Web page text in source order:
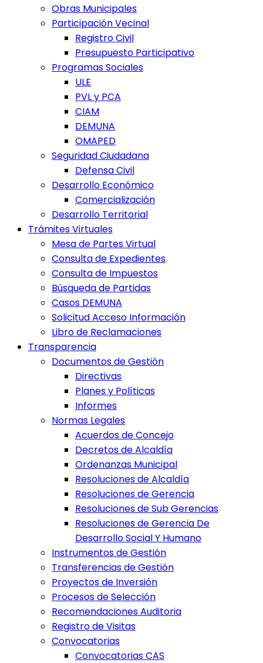
Obras Municipales
Participación Vecinal
Registro Civil
Presupuesto Participativo
Programas Sociales
ULE
PVL y PCA
CIAM
DEMUNA
OMAPED
Seguridad Ciudadana
Defensa Civil
Desarrollo Económico
Comercialización
Desarrollo Territorial
Trámites Virtuales
Mesa de Partes Virtual
Consulta de Expedientes
Consulta de Impuestos
Búsqueda de Partidas
Casos DEMUNA
Solicitud Acceso Información
Libro de Reclamaciones
Transparencia
Documentos de Gestión
Directivas
Planes y Políticas
Informes
Normas Legales
Acuerdos de Concejo
Decretos de Alcaldía
Ordenanzas Municipal
Resoluciones de Alcaldía
Resoluciones de Gerencia
Resoluciones de Sub Gerencias
Resoluciones de Gerencia De
Desarrollo Social Y Humano
Instrumentos de Gestión
Transferencias de Gestión
Proyectos de Inversión
Procesos de Selección
Recomendaciones Auditoria
Registro de Visitas
Convocatorias
Convocatorias CAS